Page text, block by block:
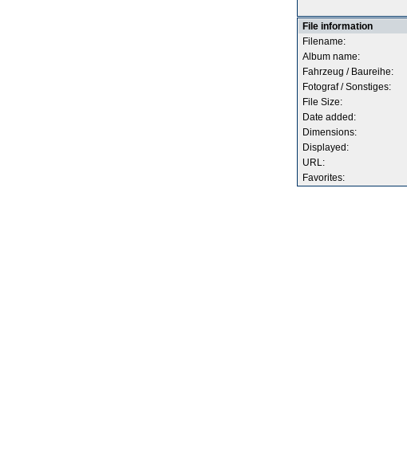
File information
Filename:
Album name:
Fahrzeug / Baureihe:
Fotograf / Sonstiges:
File Size:
Date added:
Dimensions:
Displayed:
URL:
Favorites: